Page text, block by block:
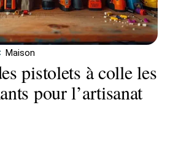
Maison
pistolets à colle les
pour l’artisanat